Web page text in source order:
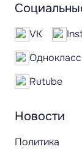
Новости
Политика
VK
Rutube